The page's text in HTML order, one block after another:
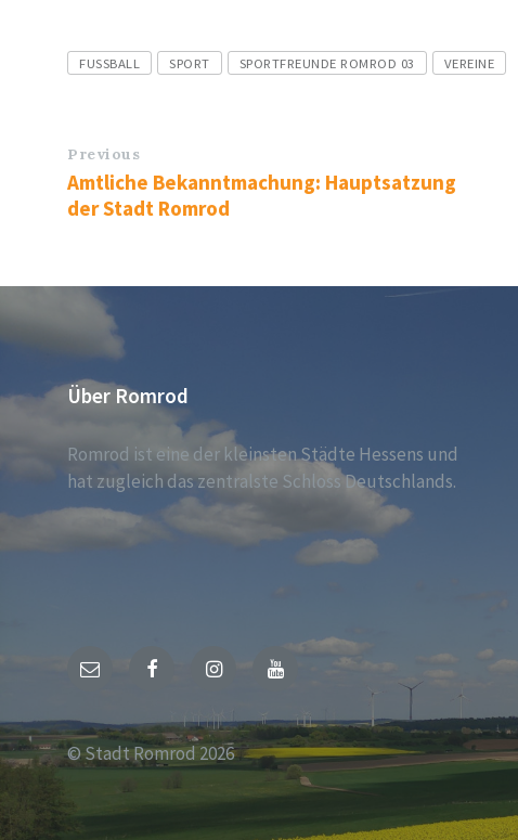
Tags
FUSSBALL SPORT SPORTFREUNDE ROMROD 03 VEREINE
Previous
Amtliche Bekanntmachung: Hauptsatzung
der Stadt Romrod
Über Romrod
Romrod ist eine der kleinsten Städte Hessens und
hat zugleich das zentralste Schloss Deutschlands.
E- FacebookInstagramYouTube
© Stadt Romrod 2026